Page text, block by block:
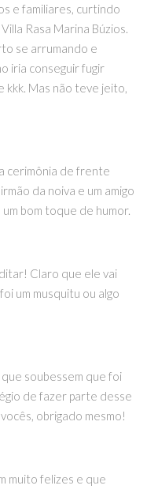
e familiares, curtindo
Rasa Marina Búzios.
se arrumando e
iria conseguir fugir
kkk. Mas não teve jeito,
cerimônia de frente
da noiva e um amigo
bom toque de humor.
Claro que ele vai
um musquitu ou algo
soubessem que foi
de fazer parte desse
obrigado mesmo!
muito felizes e que